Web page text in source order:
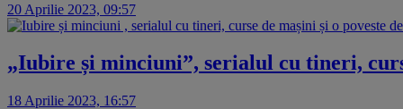
20 Aprilie 2023, 09:57
„Iubire și minciuni”, serialul cu tineri,
18 Aprilie 2023, 16:57